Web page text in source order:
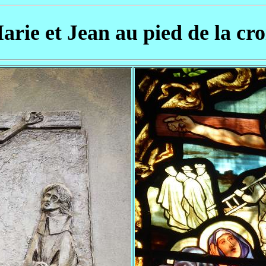
et Jean au pied de la